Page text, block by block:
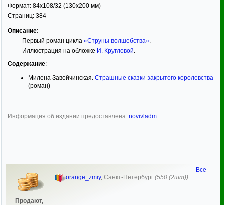
Формат: 84x108/32 (130x200 мм)
Страниц: 384
Описание:
Первый роман цикла «Струны волшебства».
Иллюстрация на обложке И. Кругловой.
Содержание:
Милена Завойчинская. Страшные сказки закрытого королевства
(роман)
Информация об издании предоставлена: novivladm
Продают,
orange_zmiy, Санкт-Петербург (550 (2шт))
Все